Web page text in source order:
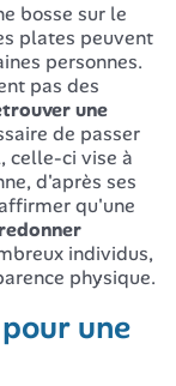
bosse sur le
plates peuvent
personnes.
pas des
une
de passer
celle-ci vise à
d'après ses
qu'une
redonner
individus,
physique.
une